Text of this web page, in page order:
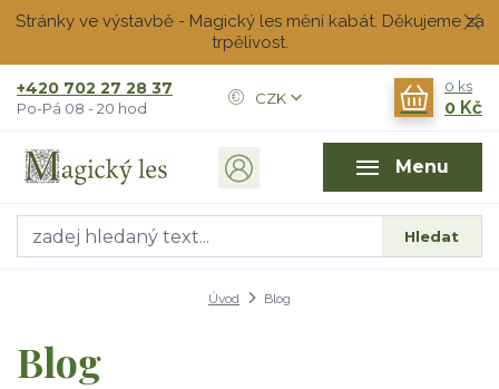
Stránky ve výstavbě - Magický les mění kabát. Děkujeme za
trpělivost.
Menu
CZK
Hledat
+420 702 27 28 37
Po-Pá 08 - 20 hod
0 ks
0 Kč
Úvod Blog
Blog